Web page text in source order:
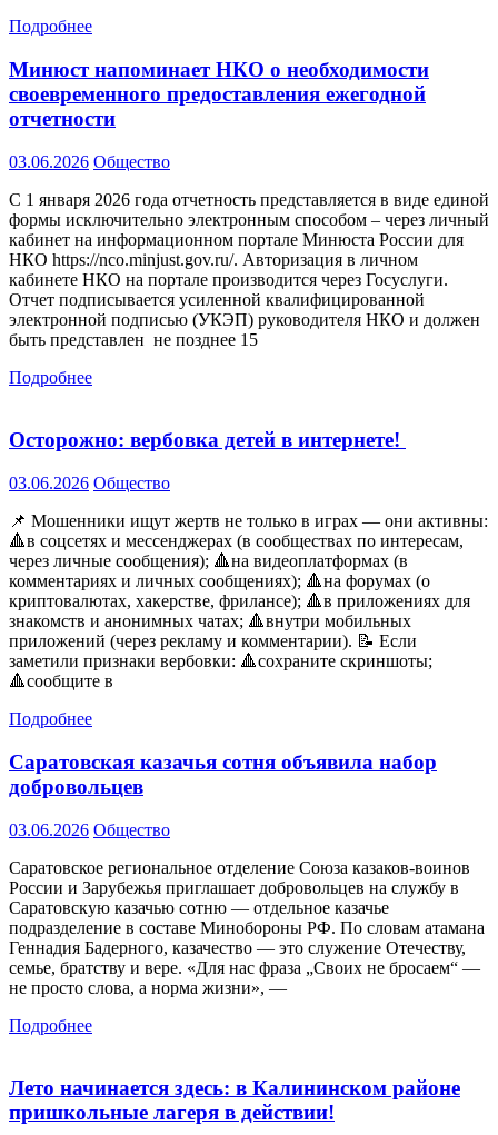
Подробнее
Минюст напоминает НКО о необходимости
своевременного предоставления ежегодной
отчетности
03.06.2026 Общество
С 1 января 2026 года отчетность представляется в виде единой
формы исключительно электронным способом – через личный
кабинет на информационном портале Минюста России для
НКО https://nco.minjust.gov.ru/. Авторизация в личном
кабинете НКО на портале производится через Госуслуги.
Отчет подписывается усиленной квалифицированной
электронной подписью (УКЭП) руководителя НКО и должен
быть представлен не позднее 15
Подробнее
Осторожно: вербовка детей в интернете!
03.06.2026 Общество
📌 Мошенники ищут жертв не только в играх — они активны:
🔺в соцсетях и мессенджерах (в сообществах по интересам,
через личные сообщения); 🔺на видеоплатформах (в
комментариях и личных сообщениях); 🔺на форумах (о
криптовалютах, хакерстве, фрилансе); 🔺в приложениях для
знакомств и анонимных чатах; 🔺внутри мобильных
приложений (через рекламу и комментарии). 📝 Если
заметили признаки вербовки: 🔺сохраните скриншоты;
🔺сообщите в
Подробнее
Саратовская казачья сотня объявила набор
добровольцев
03.06.2026 Общество
Саратовское региональное отделение Союза казаков-воинов
России и Зарубежья приглашает добровольцев на службу в
Саратовскую казачью сотню — отдельное казачье
подразделение в составе Минобороны РФ. По словам атамана
Геннадия Бадерного, казачество — это служение Отечеству,
семье, братству и вере. «Для нас фраза „Своих не бросаем“ —
не просто слова, а норма жизни», —
Подробнее
Лето начинается здесь: в Калининском районе
пришкольные лагеря в действии!